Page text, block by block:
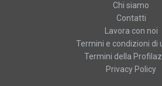
Chi siamo
Contatti
Lavora con noi
Termini e condizioni di
Termini della
Privacy Policy